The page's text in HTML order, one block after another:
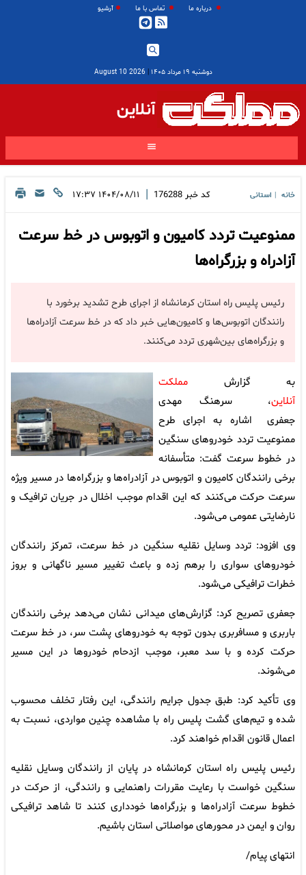
درباره ما تماس با ما آرشیو
دوشنبه ۱۹ مرداد ۱۴۰۵ |
2026 August 10
آنلاین
خانه استانی کد خبر 176288
| ۱۴۰۴/۰۸/۱۱ ۱۷:۳۷
ممنوعیت تردد کامیون و اتوبوس در خط سرعت
آزادراه و بزرگراه‌ها
رئیس پلیس راه استان کرمانشاه از اجرای طرح تشدید برخورد با
رانندگان اتوبوس‌ها و کامیون‌هایی خبر داد که در خط سرعت آزادراه‌ها
و بزرگراه‌های بین‌شهری تردد می‌کنند.
به گزارش مملکت
آنلاین، سرهنگ مهدی
جعفری اشاره به اجرای طرح
ممنوعیت تردد خودروهای سنگین
در خطوط سرعت گفت: متأسفانه
برخی رانندگان کامیون و اتوبوس در آزادراه‌ها و بزرگراه‌ها در مسیر ویژه
سرعت حرکت می‌کنند که این اقدام موجب اخلال در جریان ترافیک و
نارضایتی عمومی می‌شود.
وی افزود: تردد وسایل نقلیه سنگین در خط سرعت، تمرکز رانندگان
خودروهای سواری را برهم زده و باعث تغییر مسیر ناگهانی و بروز
خطرات ترافیکی می‌شود.
جعفری تصریح کرد: گزارش‌های میدانی نشان می‌دهد برخی رانندگان
باربری و مسافربری بدون توجه به خودروهای پشت سر، در خط سرعت
حرکت کرده و با سد معبر، موجب ازدحام خودروها در این مسیر
می‌شوند.
وی تأکید کرد: طبق جدول جرایم رانندگی، این رفتار تخلف محسوب
شده و تیم‌های گشت پلیس راه با مشاهده چنین مواردی، نسبت به
اعمال قانون اقدام خواهند کرد.
رئیس پلیس راه استان کرمانشاه در پایان از رانندگان وسایل نقلیه
سنگین خواست با رعایت مقررات راهنمایی و رانندگی، از حرکت در
خطوط سرعت آزادراه‌ها و بزرگراه‌ها خودداری کنند تا شاهد ترافیکی
روان و ایمن در محورهای مواصلاتی استان باشیم.
انتهای پیام/